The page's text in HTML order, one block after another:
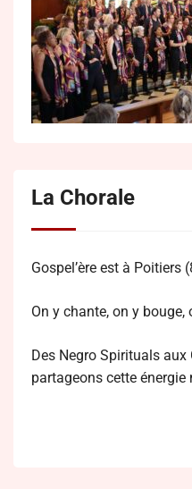
La Chorale
Gospel’ère est à Poitiers
On y chante, on y bouge,
Des Negro Spirituals aux
partageons cette énergie